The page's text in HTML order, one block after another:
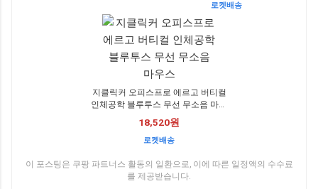
로켓배송
지클릭커 오피스프로 에르고 버티컬
인체공학 블루투스 무선 무소음 마우
18,520원
로켓배송
이 포스팅은 쿠팡 파트너스 활동의 일환으로, 이에 따른 일정액의 수수료
를 제공받습니다.